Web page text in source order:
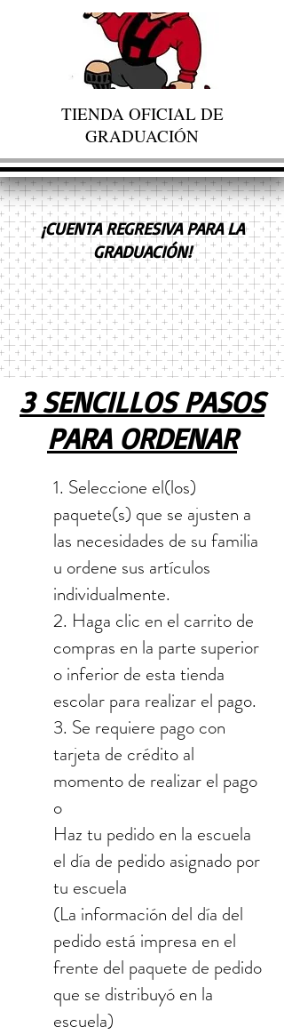
TIENDA OFICIAL DE
GRADUACIÓN
¡CUENTA REGRESIVA PARA LA
GRADUACIÓN!
3 SENCILLOS PASOS
PARA ORDENAR
1. Seleccione el(los)
paquete(s) que se ajusten a
las necesidades de su familia
u ordene sus artículos
individualmente.
2. Haga clic en el carrito de
compras en la parte superior
o inferior de esta tienda
escolar para realizar el pago.
3. Se requiere pago con
tarjeta de crédito al
momento de realizar el pago
o
Haz tu pedido en la escuela
el día de pedido asignado por
tu escuela
(La información del día del
pedido está impresa en el
frente del paquete de pedido
que se distribuyó en la
escuela)